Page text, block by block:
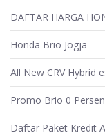
DAFTAR HARGA
Honda Brio Jogja
All New CRV Hybrid
Promo Brio 0 Persen
Daftar Paket Kredit